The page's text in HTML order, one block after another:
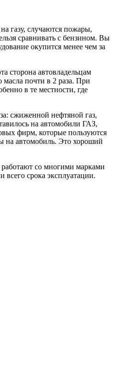
газу, случаются пожары,
сравнивать с бензином. Вы
окупится менее чем за
сторона автовладельцам
масла почти в 2 раза. При
в те местности, где
сжиженной нефтяной газ,
на автомобили ГАЗ,
фирм, которые пользуются
на автомобиль. Это хороший
со многими марками
всего срока эксплуатации.